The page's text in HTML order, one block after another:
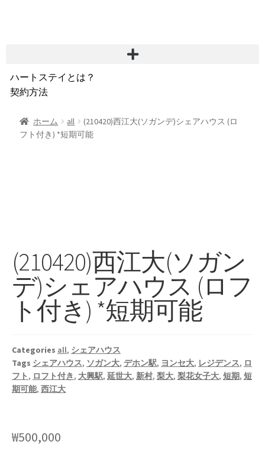
ハートステイとは？
契約方法
サービス費用
よくある質問
ホーム all
(210420)西江大(ソガンデ)シェアハウス (ロ
フト付き) *短期可能
(210420)西江大(ソガン
デ)シェアハウス (ロフ
ト付き) *短期可能
Categories all, シェアハウス
Tags シェアハウス, ソガン大, デホン駅, ヨンセ大, レジデンス, ロ
フト , ロフト付き, 大興駅, 延世大, 新村, 梨大, 梨花女子大, 短期, 短
期可能, 西江大
₩500,000